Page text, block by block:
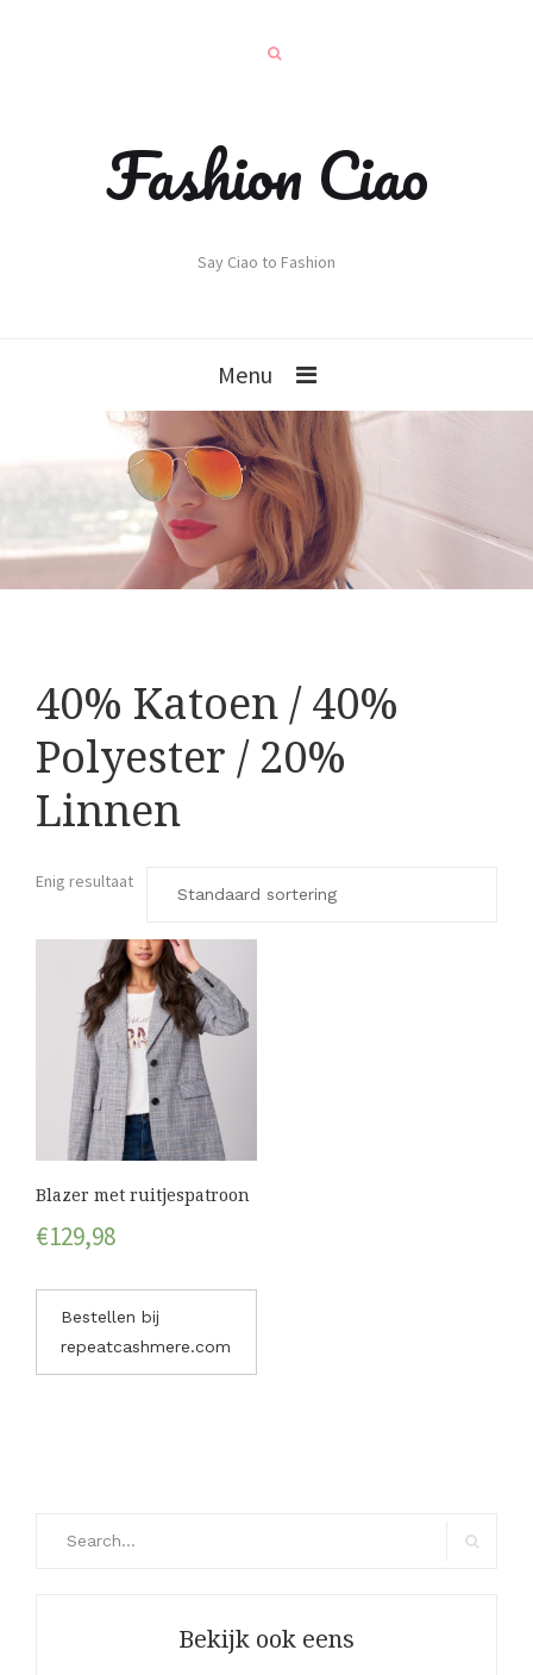
Fashion Ciao
Say Ciao to Fashion
Menu
40% Katoen / 40%
Polyester / 20%
Linnen
Enig resultaat
Blazer met ruitjespatroon
€129,98
Bestellen bij
repeatcashmere.com
Bekijk ook eens